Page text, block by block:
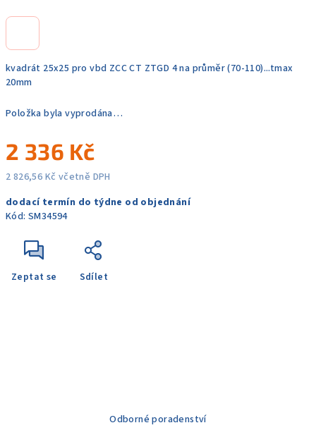
kvadrát 25x25 pro vbd ZCC CT ZTGD 4 na průměr (70-110)...tmax
20mm
Položka byla vyprodána…
2 336 Kč
2 826,56 Kč včetně DPH
cena:
dodací termín do týdne od objednání
Kód: SM34594
Zeptat se Sdílet
Odborné poradenství